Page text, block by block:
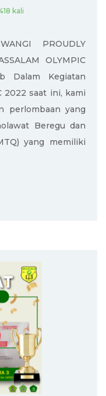
kali
PROUDLY
OLYMPIC
Dalam Kegiatan
2022 saat ini, kami
perlombaan yang
Beregu dan
yang memiliki